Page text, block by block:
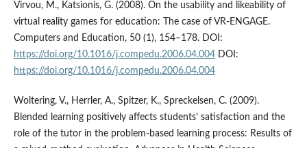
Virvou, M., Katsionis, G. (2008). On the usability and likeability of
virtual reality games for education: The case of VR-ENGAGE.
Computers and Education, 50 (1), 154–178. DOI:
https://doi.org/10.1016/j.compedu.2006.04.004DOI:
https://doi.org/10.1016/j.compedu.2006.04.004
Woltering, V., Herrler, A., Spitzer, K., Spreckelsen, C. (2009).
Blended learning positively affects students’ satisfaction and the
role of the tutor in the problem-based learning process: Results of